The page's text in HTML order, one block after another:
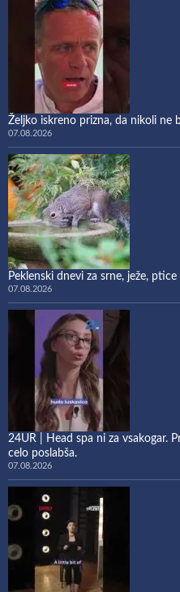
Željko iskreno prizna, da nikoli
07.08.2026
Peklenski dnevi za srne, ježe,
07.08.2026
24UR | Head spa ni za vsakogar.
celo poslabša.
07.08.2026